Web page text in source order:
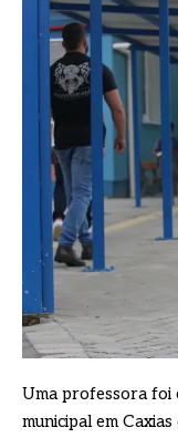
Uma professora foi
municipal em